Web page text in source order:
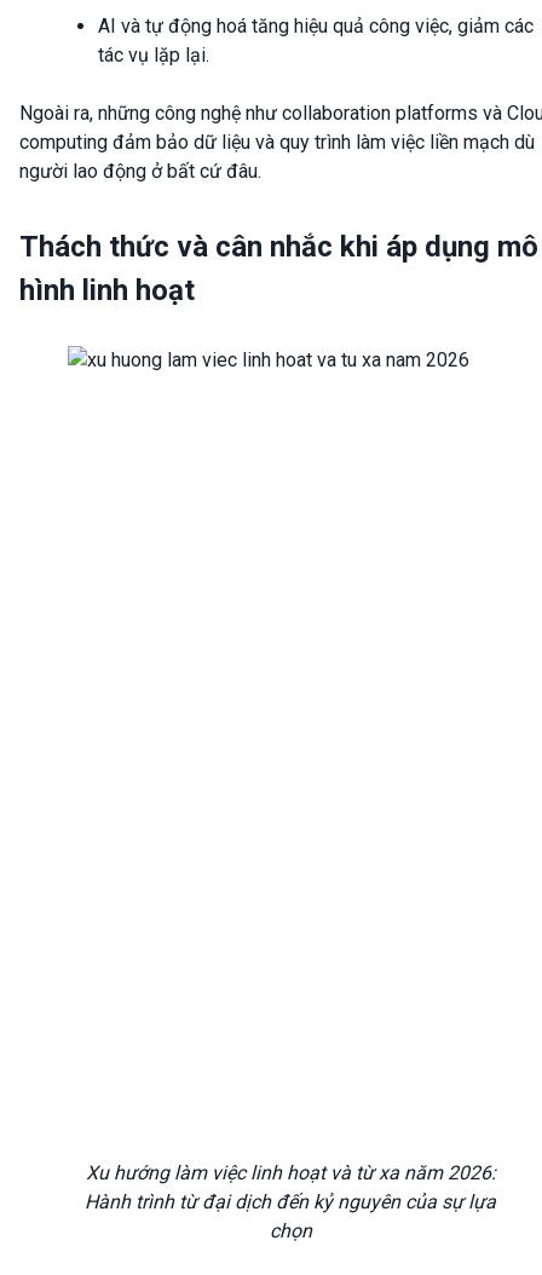
AI và tự động hoá tăng hiệu quả công việc, giảm các
tác vụ lặp lại.
Ngoài ra, những công nghệ như collaboration platforms và
computing đảm bảo dữ liệu và quy trình làm việc liền mạch dù
người lao động ở bất cứ đâu.
Thách thức và cân nhắc khi áp dụng mô
hình linh hoạt
Xu hướng làm việc linh hoạt và từ xa năm 2026:
Hành trình từ đại dịch đến kỷ nguyên của sự lựa
chọn